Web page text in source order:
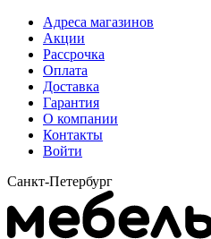
Адреса магазинов
Акции
Рассрочка
Оплата
Доставка
Гарантия
О компании
Контакты
Войти
Санкт-Петербург